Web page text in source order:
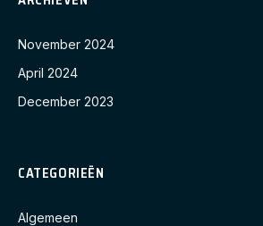
November 2024
April 2024
December 2023
CATEGORIEËN
Algemeen